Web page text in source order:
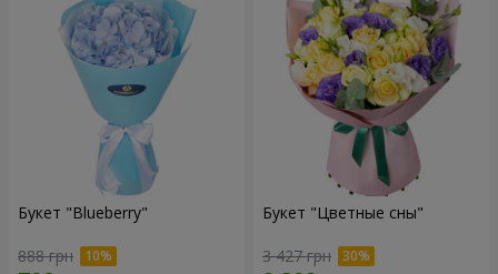
Букет "Blueberry"
888 грн
Букет "Цветные сны"
3 427 грн